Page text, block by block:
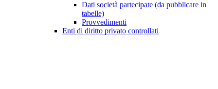
Dati società partecipate (da pubblicare in
tabelle)
Provvedimenti
Enti di diritto privato controllati